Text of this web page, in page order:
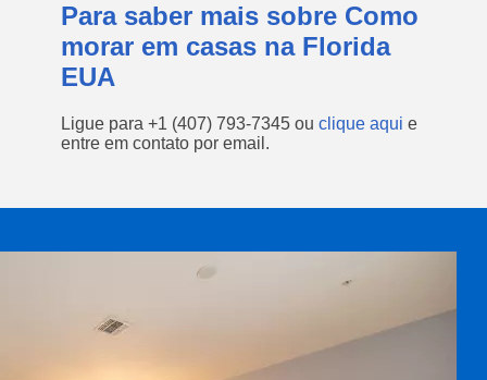
Para saber mais sobre Como
morar em casas na Florida
EUA
Ligue para +1 (407) 793-7345 ou clique aqui e
entre em contato por email.